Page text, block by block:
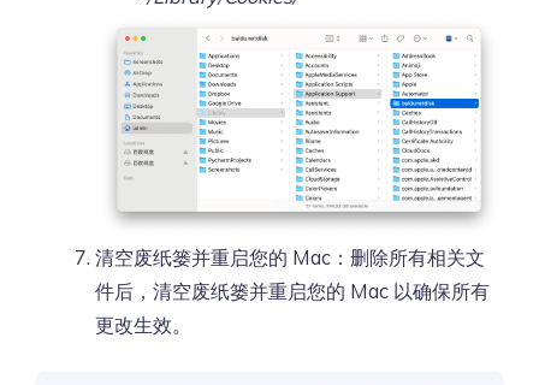
清空废纸篓并重启您的 Mac：删除所有相关文
件后，清空废纸篓并重启您的 Mac 以确保所有
更改生效。